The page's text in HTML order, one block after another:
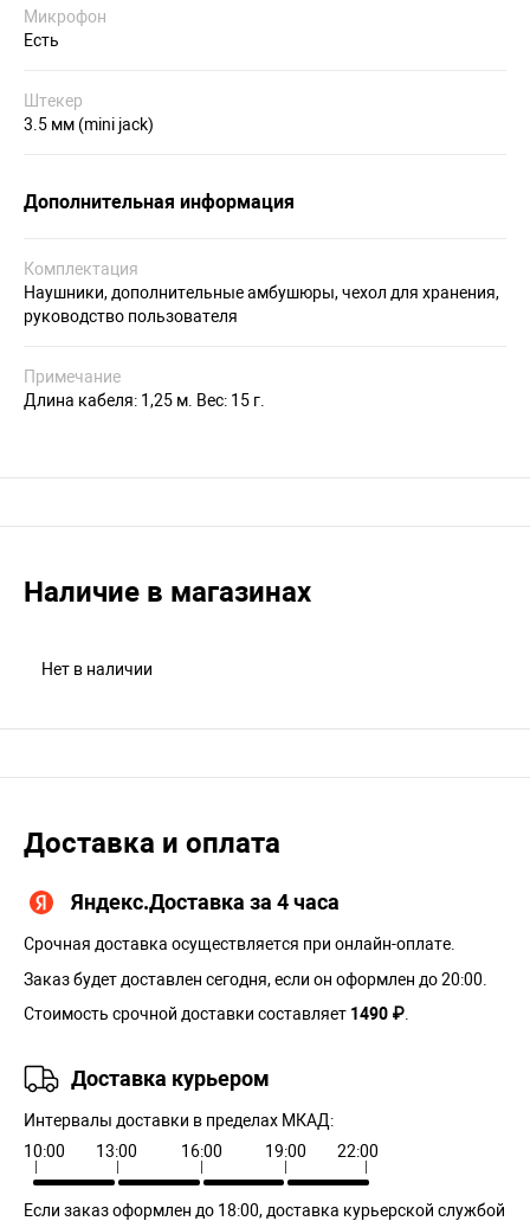
Микрофон
Есть
Штекер
3.5 мм (mini jack)
Дополнительная информация
Комплектация
Наушники, дополнительные амбушюры, чехол для хранения,
руководство пользователя
Примечание
Длина кабеля: 1,25 м. Вес: 15 г.
Наличие в магазинах
Нет в наличии
Доставка и оплата
Яндекс.Доставка за 4 часа
Срочная доставка осуществляется при онлайн-оплате.
Заказ будет доставлен сегодня, если он оформлен до 20:00.
Стоимость срочной доставки составляет 1490 ₽
Доставка курьером
Интервалы доставки в пределах МКАД:
10:00
13:00 16:00 19:00 22:00
Если заказ оформлен до 18:00, доставка курьерской службой